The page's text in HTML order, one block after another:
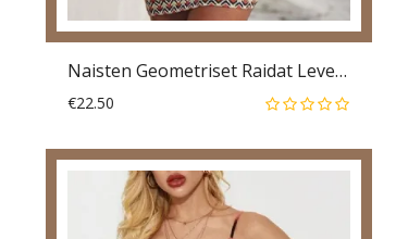
Naisten Geometriset Raidat Levenevät Hihaiset Laihduttavat Mekot Vyöllä
€22.50